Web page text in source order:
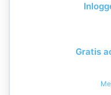
Gratis